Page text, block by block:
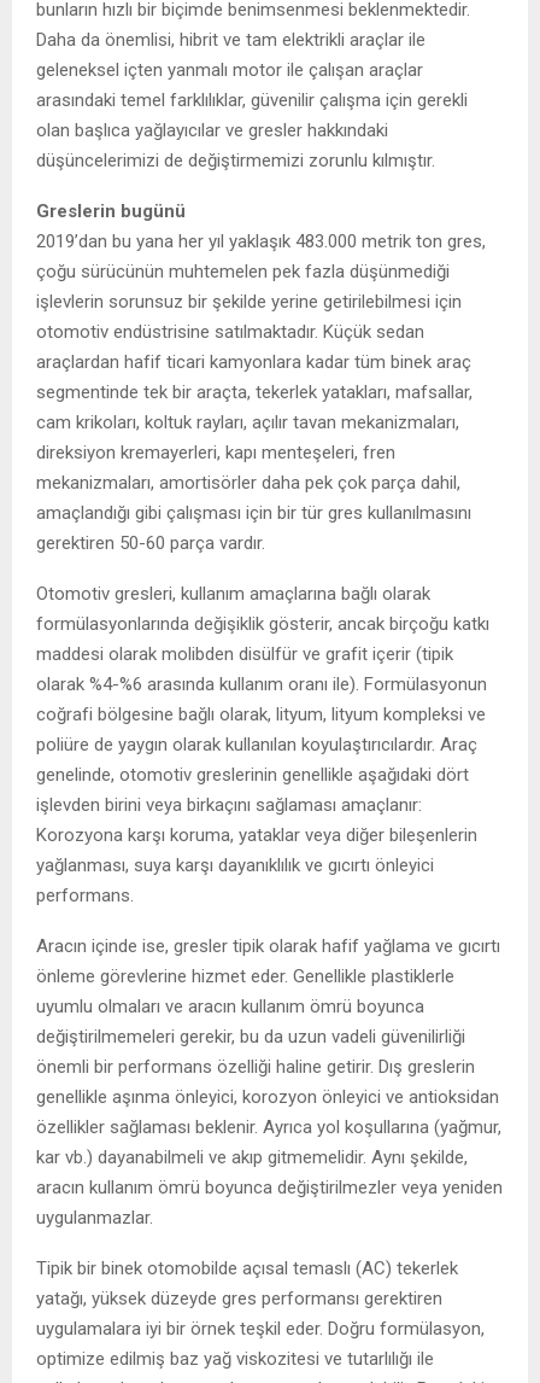
bunların hızlı bir biçimde benimsenmesi beklenmektedir.
Daha da önemlisi, hibrit ve tam elektrikli araçlar ile
geleneksel içten yanmalı motor ile çalışan araçlar
arasındaki temel farklılıklar, güvenilir çalışma için gerekli
olan başlıca yağlayıcılar ve gresler hakkındaki
düşüncelerimizi de değiştirmemizi zorunlu kılmıştır.
Greslerin bugünü
2019’dan bu yana her yıl yaklaşık 483.000 metrik ton gres,
çoğu sürücünün muhtemelen pek fazla düşünmediği
işlevlerin sorunsuz bir şekilde yerine getirilebilmesi için
otomotiv endüstrisine satılmaktadır. Küçük sedan
araçlardan hafif ticari kamyonlara kadar tüm binek araç
segmentinde tek bir araçta, tekerlek yatakları, mafsallar,
cam krikoları, koltuk rayları, açılır tavan mekanizmaları,
direksiyon kremayerleri, kapı menteşeleri, fren
mekanizmaları, amortisörler daha pek çok parça dahil,
amaçlandığı gibi çalışması için bir tür gres kullanılmasını
gerektiren 50-60 parça vardır.
Otomotiv gresleri, kullanım amaçlarına bağlı olarak
formülasyonlarında değişiklik gösterir, ancak birçoğu katkı
maddesi olarak molibden disülfür ve grafit içerir (tipik
olarak %4-%6 arasında kullanım oranı ile). Formülasyonun
coğrafi bölgesine bağlı olarak, lityum, lityum kompleksi ve
poliüre de yaygın olarak kullanılan koyulaştırıcılardır. Araç
genelinde, otomotiv greslerinin genellikle aşağıdaki dört
işlevden birini veya birkaçını sağlaması amaçlanır:
Korozyona karşı koruma, yataklar veya diğer bileşenlerin
yağlanması, suya karşı dayanıklılık ve gıcırtı önleyici
performans.
Aracın içinde ise, gresler tipik olarak hafif yağlama ve gıcırtı
önleme görevlerine hizmet eder. Genellikle plastiklerle
uyumlu olmaları ve aracın kullanım ömrü boyunca
değiştirilmemeleri gerekir, bu da uzun vadeli güvenilirliği
önemli bir performans özelliği haline getirir. Dış greslerin
genellikle aşınma önleyici, korozyon önleyici ve antioksidan
özellikler sağlaması beklenir. Ayrıca yol koşullarına (yağmur,
kar vb.) dayanabilmeli ve akıp gitmemelidir. Aynı şekilde,
aracın kullanım ömrü boyunca değiştirilmezler veya yeniden
uygulanmazlar.
Tipik bir binek otomobilde açısal temaslı (AC) tekerlek
yatağı, yüksek düzeyde gres performansı gerektiren
uygulamalara iyi bir örnek teşkil eder. Doğru formülasyon,
optimize edilmiş baz yağ viskozitesi ve tutarlılığı ile